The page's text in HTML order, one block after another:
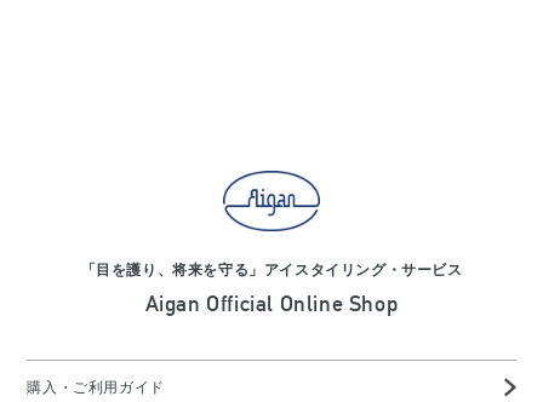
「目を護り、将来を守る」アイスタイリング・サービス
Aigan Official Online Shop
購入・ご利用ガイド